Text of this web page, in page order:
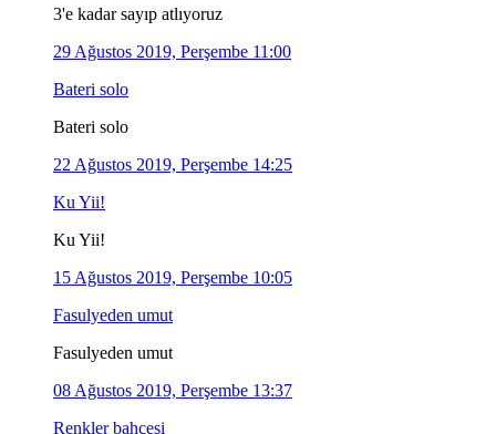
3'e kadar sayıp atlıyoruz
29 Ağustos 2019, Perşembe 11:00
Bateri solo
Bateri solo
22 Ağustos 2019, Perşembe 14:25
Ku Yii!
Ku Yii!
15 Ağustos 2019, Perşembe 10:05
Fasulyeden umut
Fasulyeden umut
08 Ağustos 2019, Perşembe 13:37
Renkler bahçesi